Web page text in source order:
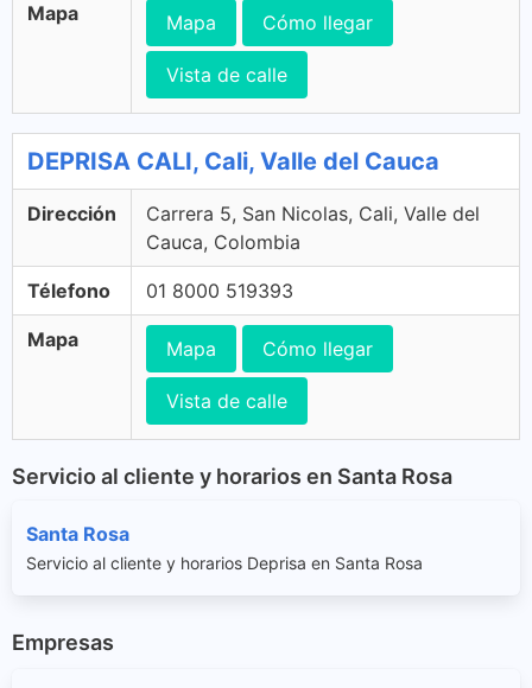
Mapa Mapa Cómo llegar
Vista de calle
DEPRISA CALI, Cali, Valle del Cauca
Dirección
Carrera 5, San Nicolas, Cali, Valle del
Cauca, Colombia
Télefono 01 8000 519393
Mapa Mapa Cómo llegar
Vista de calle
Servicio al cliente y horarios en Santa Rosa
Santa Rosa
Servicio al cliente y horarios Deprisa en Santa Rosa
Empresas